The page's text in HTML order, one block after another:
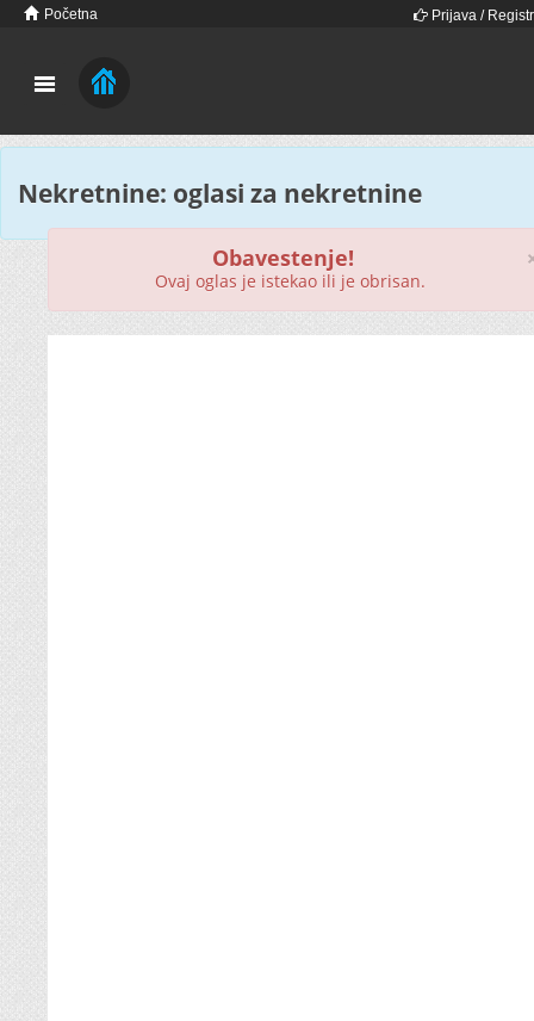
Početna Prijava /
Nekretnine: oglasi za nekretnine
Obavestenje!
Ovaj oglas je istekao ili je obrisan.